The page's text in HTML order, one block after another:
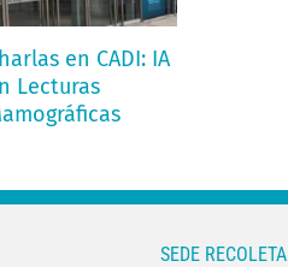
en CADI: IA
Lecturas
SEDE RECOLETA